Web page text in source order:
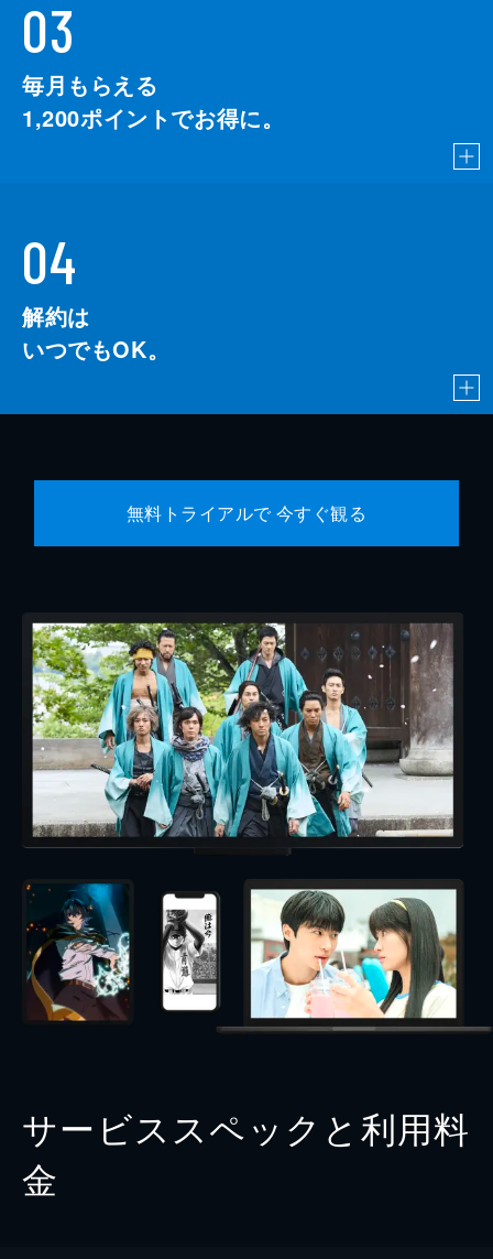
03
毎月もらえる
1,200ポイントでお得に。
04
解約は
いつでもOK。
無料トライアルで 今すぐ観る
サービススペックと利用料
金